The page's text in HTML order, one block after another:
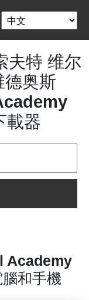
夫特 维尔
德奥斯
載器
Academy
和手機